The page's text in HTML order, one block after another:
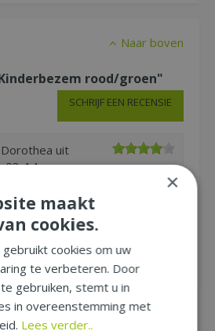
Naar boven
rood/groen"
SCHRIJF EEN RECENSIE
Dorothea uit
03-14
borstel en houten steel
leuk gekleurd uit / uitstekend
goed voor kleine
-vrouwtjes.
×
maakt
cookies.
cookies om uw
te verbeteren. Door
gebruiken, stemt u in
in overeenstemming met
Lees verder..